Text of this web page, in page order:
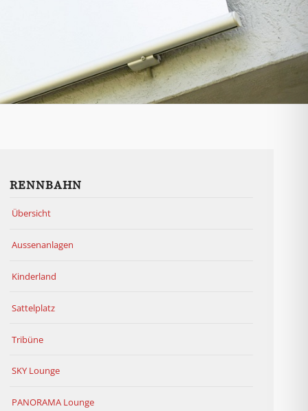
RENNBAHN
Übersicht
Aussenanlagen
Kinderland
Sattelplatz
Tribüne
SKY Lounge
PANORAMA Lounge